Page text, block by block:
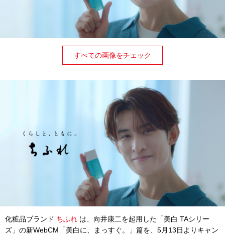
すべての画像をチェック
化粧品ブランド ちふれ は、 向井康二を起用した「美白 TAシリー
ズ」の新WebCM「美白に、まっすぐ。」篇を、5月13日よりキャン